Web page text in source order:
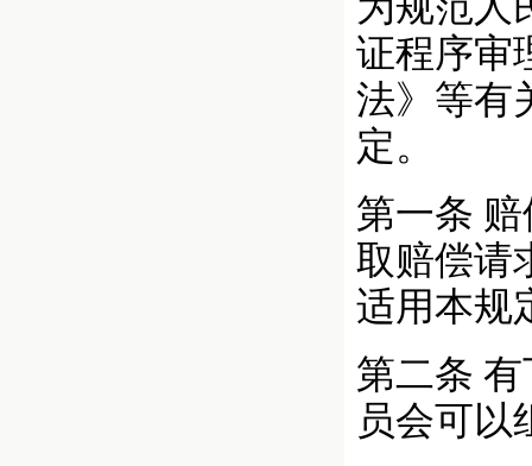
证程序审
法》等有
定。
第一条
取赔偿请
适用本规
第二条 有
员会可以